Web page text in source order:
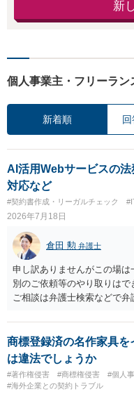
新
個人事業主・フリーラン
新着順
AI活用Webサービスの
対応など
#契約書作成・リーガルチェック
2026年7月18日
倉田 勲 弁護士
申し訳ありませんがこの場
別のご依頼等のやり取りは
ご相談は弁護士検索などで
商標登録済の名作家具
は違法でしょうか
#著作権侵害 #商標権侵害 #個人
#海外企業との契約トラブル